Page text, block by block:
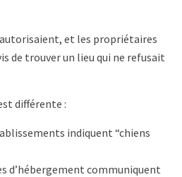
et les propriétaires
de trouver un lieu qui ne refusait
différente :
indiquent “chiens
d’hébergement communiquent